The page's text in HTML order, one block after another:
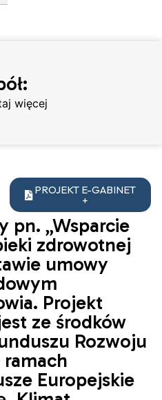
więcej
PROJEKT E-GABINET
+
pn. „Wsparcie
zdrowotnej
umowy
Projekt
ze środków
Rozwoju
Europejskie